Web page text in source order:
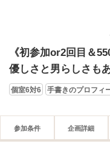
《初参加or2回目＆
優しさと男らしさも
個室6対6 手書きのプロフィ
参加条件 企画詳細